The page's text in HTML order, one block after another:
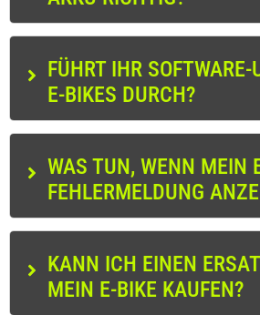
FÜHRT IHR SOFTWARE-
E-BIKES DURCH?
WAS TUN, WENN MEIN
FEHLERMELDUNG
KANN ICH EINEN
MEIN E-BIKE KAUFEN?